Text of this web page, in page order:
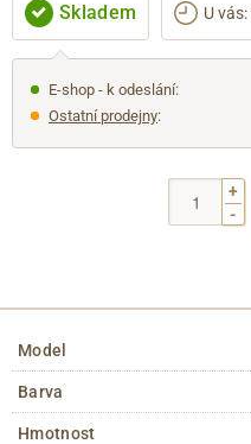
Skladem U vás:
E-shop - k odeslání:
Ostatní prodejny:
+
-
Model
Barva
Hmotnost